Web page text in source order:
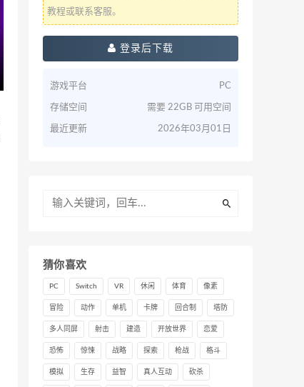
教程或联系客服。
登录后下载
游戏平台 PC
存储空间 需要 22GB 可用空间
最近更新 2026年03月01日
猜你喜欢
PC Switch VR 休闲 体育 像素
冒险 动作 单机 卡牌 回合制 塔防
多人同屏 射击 建造 开放世界 恋爱
恐怖 惊悚 战略 探索 枪战 格斗
模拟 生存 益智 真人互动 砍杀